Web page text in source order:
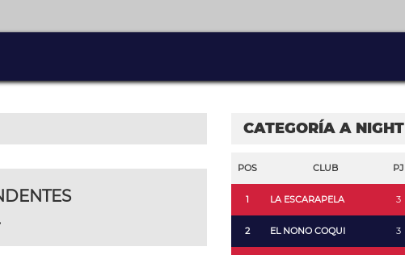
CATEGORÍA A NIGHT
POS CLUB PJ
1 LA ESCARAPELA 3
2 EL NONO COQUI 3